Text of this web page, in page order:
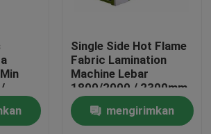
Single Side Hot Flame
Fabric Lamination
Machine Lebar
1800/2000 / 2300mm
Efektif
mengirimkan